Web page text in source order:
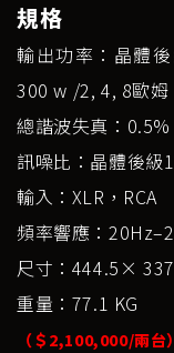
規格
輸出功率：晶體
300 w /2, 4, 8歐姆
總諧波失真：0.5%
訊噪比：晶體後
輸入：XLR，RCA
頻率響應：
尺寸：444.5×
重量：77.1 KG
（＄2,100,000/兩台）